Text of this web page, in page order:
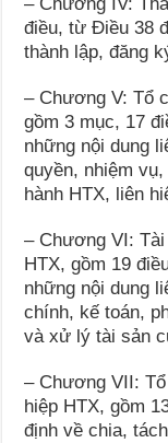
– Chương IV:
điều, từ Điều 38
thành lập, đăng
– Chương V: Tổ
gồm 3 mục, 17
những nội dung
quyền, nhiệm
hành HTX, liên
– Chương VI:
HTX, gồm 19
những nội dung
chính, kế toán,
và xử lý tài sản
– Chương VII:
hiệp HTX, gồm
định về chia,